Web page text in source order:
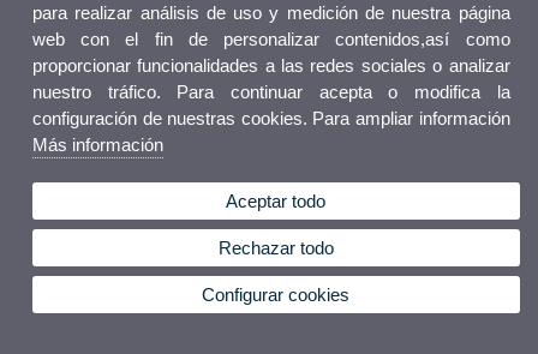
para realizar análisis de uso y medición de nuestra página
web con el fin de personalizar contenidos,así como
proporcionar funcionalidades a las redes sociales o analizar
nuestro tráfico. Para continuar acepta o modifica la
configuración de nuestras cookies. Para ampliar información
Más información
Aceptar todo
Rechazar todo
Configurar cookies